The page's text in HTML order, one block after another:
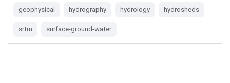
geophysical hydrography hydrology hydrosheds
srtm surface-ground-water